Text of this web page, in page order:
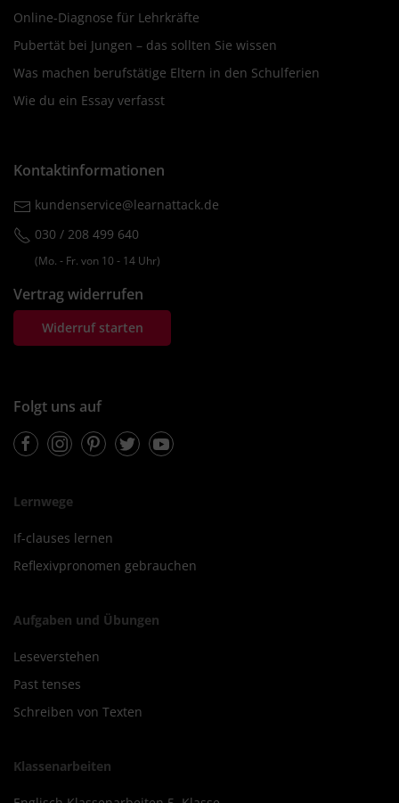
Online-Diagnose für Lehrkräfte
Pubertät bei Jungen – das sollten Sie wissen
Was machen berufstätige Eltern in den Schulferien
Wie du ein Essay verfasst
Kontaktinformationen
kundenservice@learnattack.de
030 / 208 499 640
(Mo. ‐ Fr. von 10 ‐ 14 Uhr)
Vertrag widerrufen
Widerruf starten
Folgt uns auf
FacebookInstagramPinterestTwitterYoutube
Lernwege
If-clauses lernen
Reflexivpronomen gebrauchen
Aufgaben und Übungen
Leseverstehen
Past tenses
Schreiben von Texten
Klassenarbeiten